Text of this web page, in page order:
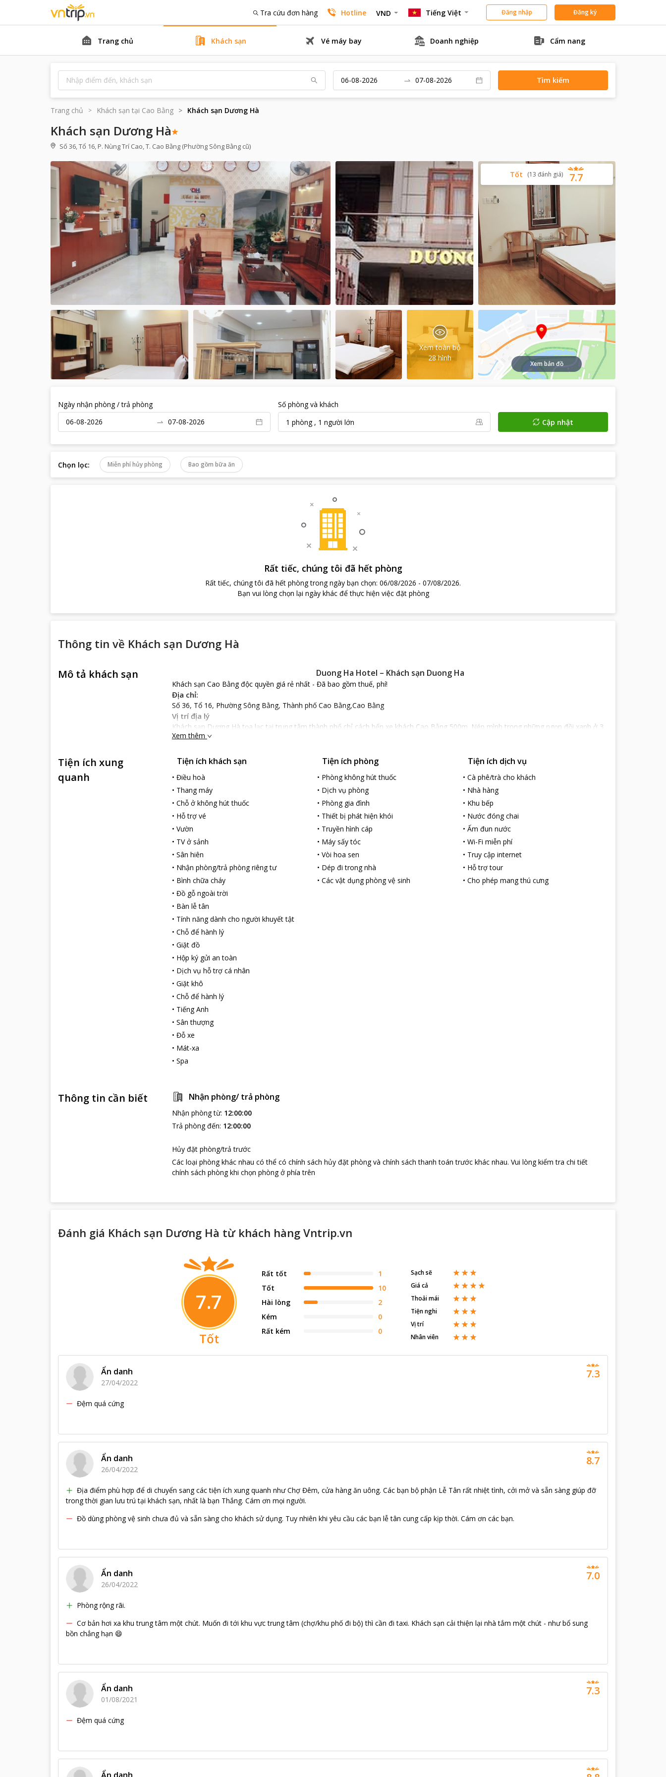
Tra cứu đơn hàng Hotline VND Tiếng Việt Đăng nhập Đăng ký
Trang chủ Khách sạn Vé máy bay Doanh nghiệp Cẩm nang
Tìm kiếm
Trang chủ Khách sạn tại Cao Bằng Khách sạn Dương Hà
Khách sạn Dương Hà
Số 36, Tổ 16, P. Nùng Trí Cao, T. Cao Bằng (Phường Sông Bằng cũ)
7.7
Tốt (13 đánh giá)
Xem toàn bộ
28 hình
Xem bản đồ
Ngày nhận phòng / trả phòng
Số phòng và khách
1 phòng, 1 người lớn Cập nhật
Chọn lọc: Miễn phí hủy phòng Bao gồm bữa ăn
Rất tiếc, chúng tôi đã hết phòng
Rất tiếc, chúng tôi đã hết phòng trong ngày bạn chọn: 06/08/2026 - 07/08/2026.
Bạn vui lòng chọn lại ngày khác để thực hiện việc đặt phòng
Thông tin về Khách sạn Dương Hà
Mô tả khách sạn Duong Ha Hotel – Khách sạn Duong Ha
Khách sạn Cao Bằng độc quyền giá rẻ nhất - Đã bao gồm thuế, phí!
Địa chỉ:
Số 36, Tổ 16, Phường Sông Bằng, Thành phố Cao Bằng,Cao Bằng
Vị trí địa lý
Khách sạn Dương Hà tọa lạc tại trung tâm thành phố chỉ cách bến xe khách Cao Bằng 500m. Nép mình trong những ngọn đồi xanh ở 3
hướng, trước mặt không xa là dòng sông lớn nhất, đẹp nhất chảy bao quanh thành phố Cao Bằng.
Duong Ha Hotel tựa như 1 dinh thự ẩn mình trên đồi xanh thơ mộng, khách sạn mang phong cách Tây Âu cổ điển kết hợp với nội thất
Đến với Duong Ha Hotel, du khách sẽ được trải nghiệm mát – xa với nhiều liệu trình thư giãn, chỗ đậu xe miễn phí và internet tốc độ
cao. Du khách cũng có thể đưa vật nuôi đến nghỉ ngơi tại khách sạn. Nhân viên thân thiện, hiếu khách và luôn luôn phục vụ chu đáo.
Khách sạn phù hợp với mọi du khách ở mọi lứa tuổi.
Xem thêm
Tiện ích xung
quanh
Tiện ích khách sạn
• Điều hoà
• Thang máy
• Chỗ ở không hút thuốc
• Hỗ trợ vé
• Vườn
• TV ở sảnh
• Sân hiên
• Nhận phòng/trả phòng riêng tư
• Bình chữa cháy
• Đồ gỗ ngoài trời
• Bàn lễ tân
• Tính năng dành cho người khuyết tật
• Chỗ để hành lý
• Giặt đồ
• Hộp ký gửi an toàn
• Dịch vụ hỗ trợ cá nhân
• Giặt khô
• Chỗ để hành lý
• Tiếng Anh
• Sân thượng
• Đỗ xe
• Mát-xa
• Spa
Tiện ích phòng
• Phòng không hút thuốc
• Dịch vụ phòng
• Phòng gia đình
• Thiết bị phát hiện khói
• Truyền hình cáp
• Máy sấy tóc
•Vòi hoa sen
• Dép đi trong nhà
•Các vật dụng phòng vệ sinh
Tiện ích dịch vụ
• Cà phê/trà cho khách
• Nhà hàng
• Khu bếp
• Nước đóng chai
• Ấm đun nước
• Wi-Fi miễn phí
• Truy cập internet
• Hỗ trợ tour
• Cho phép mang thú cưng
Thông tin cần biết Nhận phòng/ trả phòng
Nhận phòng từ: 12:00:00
Trả phòng đến: 12:00:00
Hủy đặt phòng/trả trước
Các loại phòng khác nhau có thể có chính sách hủy đặt phòng và chính sách thanh toán trước khác nhau. Vui lòng kiểm tra chi tiết
chính sách phòng khi chọn phòng ở phía trên
Đánh giá Khách sạn Dương Hà từ khách hàng Vntrip.vn
7.7
Tốt
Rất tốt
1
Tốt
10
Hài lòng
2
Kém
0
Rất kém
0
Sạch sẽ
Giá cả
Thoải mái
Tiện nghi
Vị trí
Nhân viên
Ẩn danh
27/04/2022
Đệm quá cứng
7.3
Ẩn danh
26/04/2022
Địa điểm phù hợp để di chuyển sang các tiện ích xung quanh như Chợ Đêm, cửa hàng ăn uông. Các bạn bộ phận Lễ Tân rất nhiệt tình, cởi mở và sẵn sàng giúp đỡ
trong thời gian lưu trú tại khách sạn, nhất là bạn Thắng. Cám ơn mọi người.
Đồ dùng phòng vệ sinh chưa đủ và sẵn sàng cho khách sử dụng. Tuy nhiên khi yêu cầu các bạn lễ tân cung cấp kịp thời. Cám ơn các bạn.
8.7
Ẩn danh
26/04/2022
Phòng rộng rãi.
Cơ bản hơi xa khu trung tâm một chút. Muốn đi tới khu vực trung tâm (chợ/khu phố đi bộ) thì cần đi taxi. Khách sạn cải thiện lại nhà tắm một chút - như bổ sung
bồn chẳng hạn 😄
7.0
Ẩn danh
01/08/2021
Đệm quá cứng
7.3